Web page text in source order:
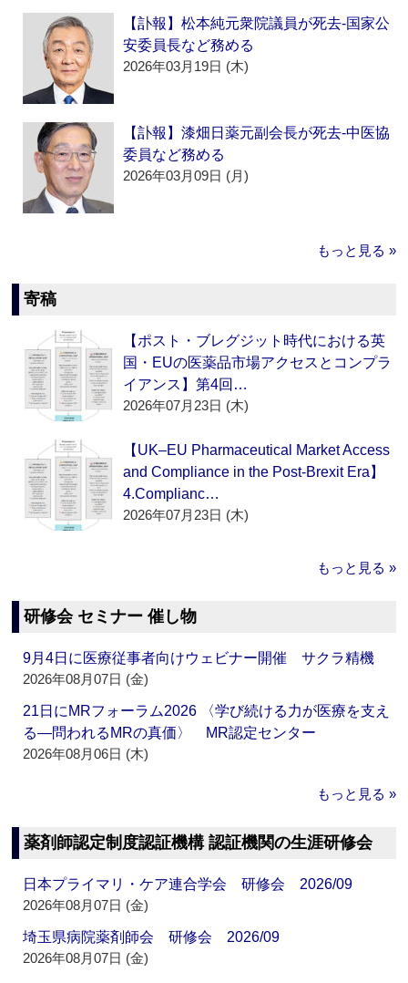
【訃報】松本純元衆院議員が死去‐国家公
安委員長など務める
2026年03月19日 (木)
【訃報】漆畑日薬元副会長が死去‐中医協
委員など務める
2026年03月09日 (月)
もっと見る »
寄稿
【ポスト・ブレグジット時代における英
国・EUの医薬品市場アクセスとコンプラ
イアンス】第4回…
2026年07月23日 (木)
【UK–EU Pharmaceutical Market Access
and Compliance in the Post-Brexit Era】
4.Complianc…
2026年07月23日 (木)
もっと見る »
研修会 セミナー 催し物
9月4日に医療従事者向けウェビナー開催 サクラ精機
2026年08月07日 (金)
21日にMRフォーラム2026 〈学び続ける力が医療を支え
る―問われるMRの真価〉 MR認定センター
2026年08月06日 (木)
もっと見る »
薬剤師認定制度認証機構 認証機関の生涯研修会
日本プライマリ・ケア連合学会 研修会 2026/09
2026年08月07日 (金)
埼玉県病院薬剤師会 研修会 2026/09
2026年08月07日 (金)